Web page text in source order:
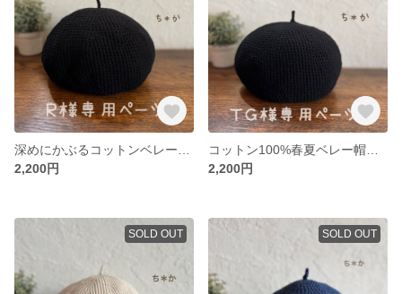
2,200円
2,200円
SOLD OUT SOLD OUT